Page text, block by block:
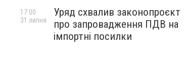
Уряд схвалив законопроєкт
про запровадження ПДВ на
імпортні посилки
17:00
31 липня